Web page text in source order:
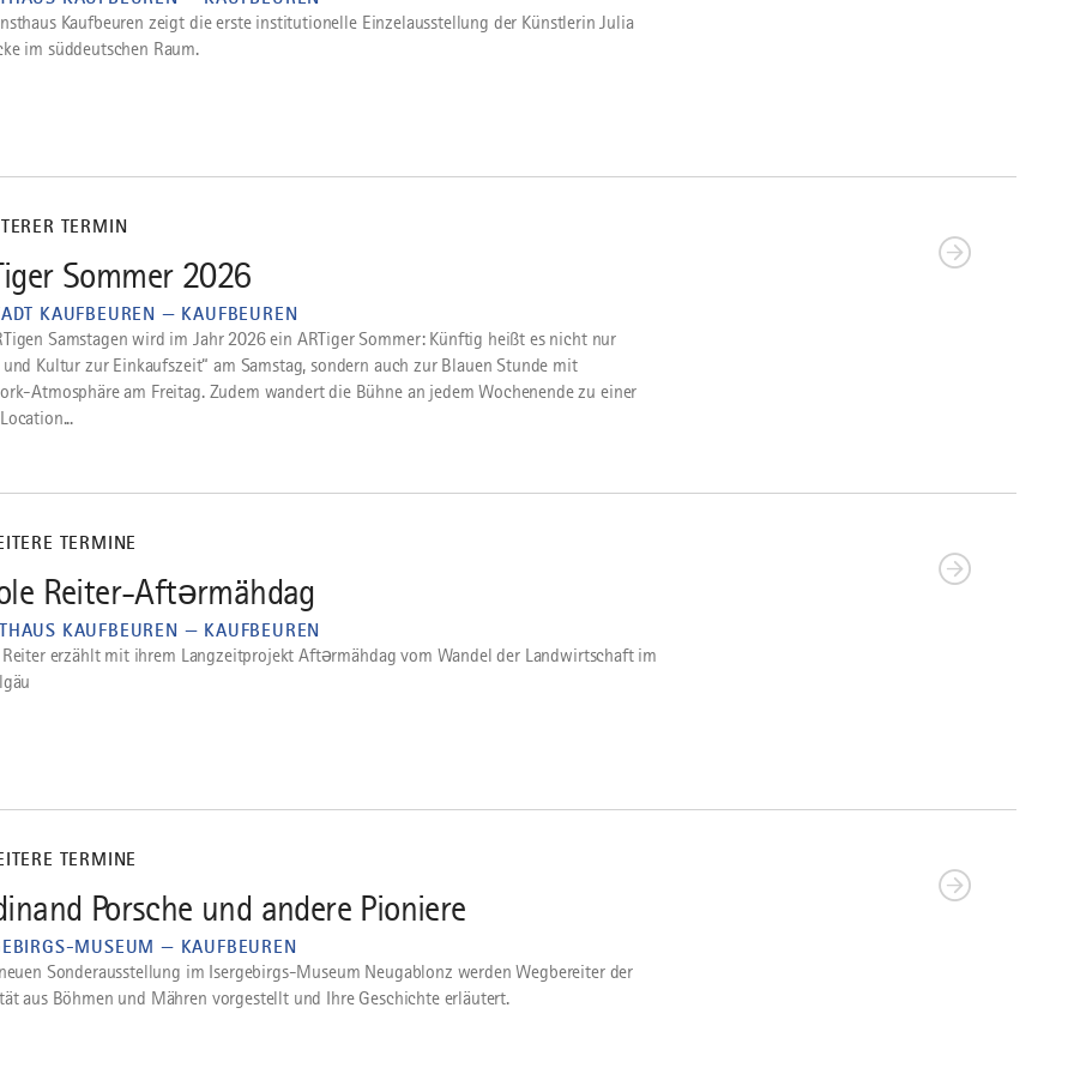
Kaufbeuren zeigt die erste institutionelle Einzelausstellung der Künstlerin Julia
im süddeutschen Raum.
TERMIN
Sommer 2026
KAUFBEUREN — KAUFBEUREN
Samstagen wird im Jahr 2026 ein ARTiger Sommer: Künftig heißt es nicht nur
und Kultur zur Einkaufszeit“ am Samstag, sondern auch zur Blauen Stunde mit
Atmosphäre am Freitag. Zudem wandert die Bühne an jedem Wochenende zu einer
TERMINE
Reiter-Aftərmähdag
KAUFBEUREN — KAUFBEUREN
erzählt mit ihrem Langzeitprojekt Aftərmähdag vom Wandel der Landwirtschaft im
TERMINE
Porsche und andere Pioniere
MUSEUM — KAUFBEUREN
Sonderausstellung im Isergebirgs-Museum Neugablonz werden Wegbereiter der
aus Böhmen und Mähren vorgestellt und Ihre Geschichte erläutert.